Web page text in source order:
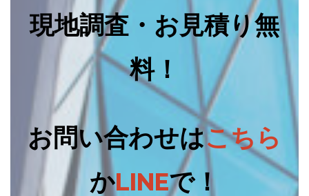
現地調査・お見積り無
料！
お問い合わせはこちら
かLINEで！